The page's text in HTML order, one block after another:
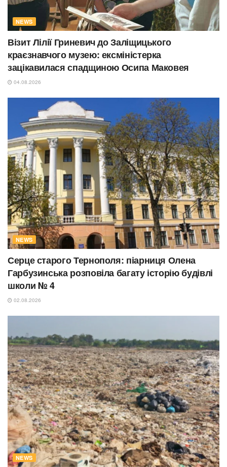
NEWS
Візит Лілії Гриневич до Заліщицького
краєзнавчого музею: ексміністерка
зацікавилася спадщиною Осипа Маковея
04.08.2026
NEWS
Серце старого Тернополя: піарниця Олена
Гарбузинська розповіла багату історію будівлі
школи № 4
02.08.2026
NEWS